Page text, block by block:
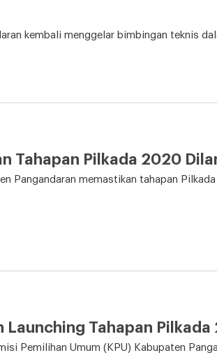
kembali menggelar bimbingan teknis
Tahapan Pilkada 2020
Pangandaran memastikan tahapan
Launching Tahapan
Pemilihan Umum (KPU) Kabupaten